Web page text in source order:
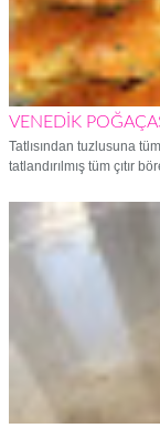
VENEDİK
Tatlısından tuzlusuna
tatlandırılmış tüm çıtır